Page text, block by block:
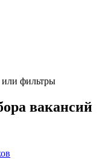
или фильтры
вакансий